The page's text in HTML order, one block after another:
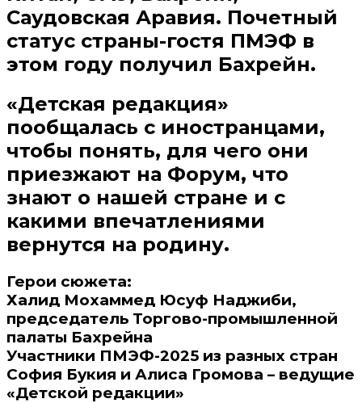
Саудовская Аравия. Почетный
статус страны-гостя ПМЭФ в
этом году получил Бахрейн.
«Детская редакция»
пообщалась с иностранцами,
чтобы понять, для чего они
приезжают на Форум, что
знают о нашей стране и с
какими впечатлениями
вернутся на родину.
Герои сюжета:
Халид Мохаммед Юсуф Наджиби,
председатель Торгово-промышленной
палаты Бахрейна
Участники ПМЭФ-2025 из разных стран
София Букия и Алиса Громова – ведущие
«Детской редакции»